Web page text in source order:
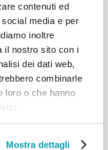
contenuti ed
media e per
inoltre
il nostro sito con i
dei dati web,
combinarle
loro o che hanno
Mostra dettagli
il forestiero, il
il richiedente asilo
un’occasione
ha
e rifugiati
Maria.